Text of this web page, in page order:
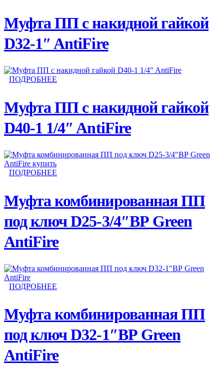
Муфта ПП с накидной гайкой
D32-1″ AntiFire
ПОДРОБНЕЕ
Муфта ПП с накидной гайкой
D40-1 1/4″ AntiFire
ПОДРОБНЕЕ
Муфта комбинированная ПП
под ключ D25-3/4″ВР Green
AntiFire
ПОДРОБНЕЕ
Муфта комбинированная ПП
под ключ D32-1″ВР Green
AntiFire